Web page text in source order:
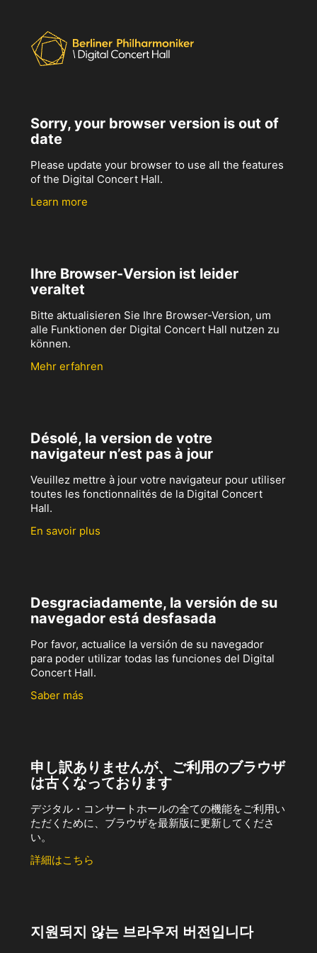
Sorry, your browser version is out of
date
Please update your browser to use all the features
of the Digital Concert Hall.
Learn more
Ihre Browser-Version ist leider
veraltet
Bitte aktualisieren Sie Ihre Browser-Version, um
alle Funktionen der Digital Concert Hall nutzen zu
können.
Mehr erfahren
Désolé, la version de votre
navigateur n’est pas à jour
Veuillez mettre à jour votre navigateur pour utiliser
toutes les fonctionnalités de la Digital Concert
Hall.
En savoir plus
Desgraciadamente, la versión de su
navegador está desfasada
Por favor, actualice la versión de su navegador
para poder utilizar todas las funciones del Digital
Concert Hall.
Saber más
申し訳ありませんが、ご利用のブラウザ
は古くなっております
デジタル・コンサートホールの全ての機能をご利用い
ただくために、ブラウザを最新版に更新してくださ
い。
詳細はこちら
지원되지 않는 브라우저 버전입니다